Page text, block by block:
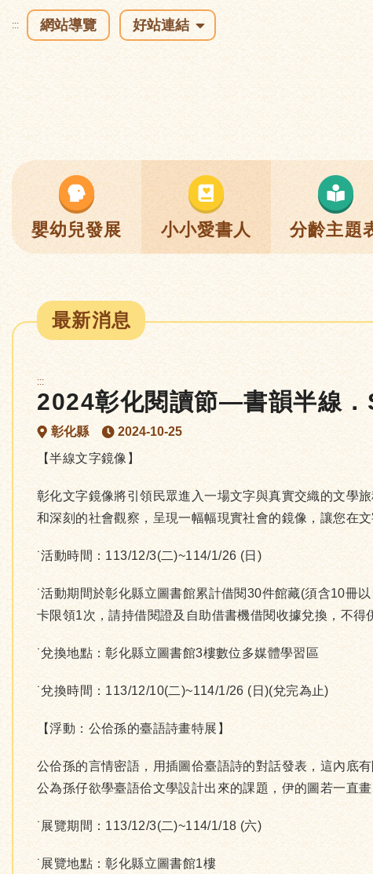
::: 網站導覽 好站連結
嬰幼兒發展 小小愛書人 分齡主題
最新消息
:::
2024彰化閱讀節—書韻半線
彰化縣
2024-10-25
【半線文字鏡像】
彰化文字鏡像將引領民眾進入一場文字與真實交織的文學
和深刻的社會觀察，呈現一幅幅現實社會的鏡像，讓您在
˙活動時間：113/12/3(二)~114/1/26 (日)
˙活動期間於彰化縣立圖書館累計借閱30件館藏(須含10冊
卡限領1次，請持借閱證及自助借書機借閱收據兌換，不
˙兌換地點：彰化縣立圖書館3樓數位多媒體學習區
˙兌換時間：113/12/10(二)~114/1/26 (日)(兌完為止)
【浮動：公佮孫的臺語詩畫特展】
公佮孫的言情密語，用插圖佮臺語詩的對話發表，這內底
公為孫仔欲學臺語佮文學設計出來的課題，伊的圖若一直
˙展覽期間：113/12/3(二)~114/1/18 (六)
˙展覽地點：彰化縣立圖書館1樓